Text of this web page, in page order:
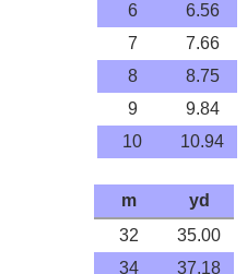
6
6.56
7
7.66
8
8.75
9
9.84
10
10.94
m
yd
32
35.00
34
37.18